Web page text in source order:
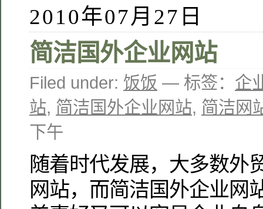
2010年07月27日
简洁国外企业网站
Filed under: 饭饭 — 标签： 企
站, 简洁国外企业网站, 简洁网
下午
随着时代发展，大多数外
网站，而简洁国外企业网